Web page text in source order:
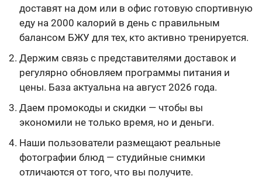
доставят на дом или в офис готовую спортивную
еду на 2000 калорий в день с правильным
балансом БЖУ для тех, кто активно тренируется.
Держим связь с представителями доставок и
регулярно обновляем программы питания и
цены. База актуальна на август 2026 года.
Даем промокоды и скидки — чтобы вы
экономили не только время, но и деньги.
Наши пользователи размещают реальные
фотографии блюд — студийные снимки
отличаются от того, что вы получите.